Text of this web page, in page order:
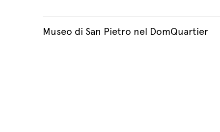
Museo di San Pietro nel DomQuartier